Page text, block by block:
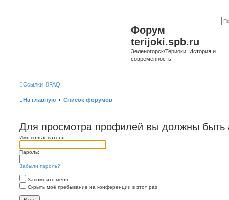
Форум
terijoki.spb.ru
Зеленогорск/Териоки. История и
современность.
Ссылки FAQ
На главную Список форумов
Для просмотра профилей вы должны быть
Имя пользователя:
Пароль:
Забыли пароль?
Запомнить меня
Скрыть моё пребывание на конференции в этот раз